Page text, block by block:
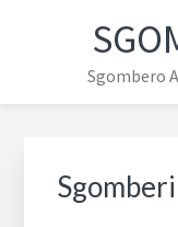
navigazione
primaria
principale
laterale
Sgombero